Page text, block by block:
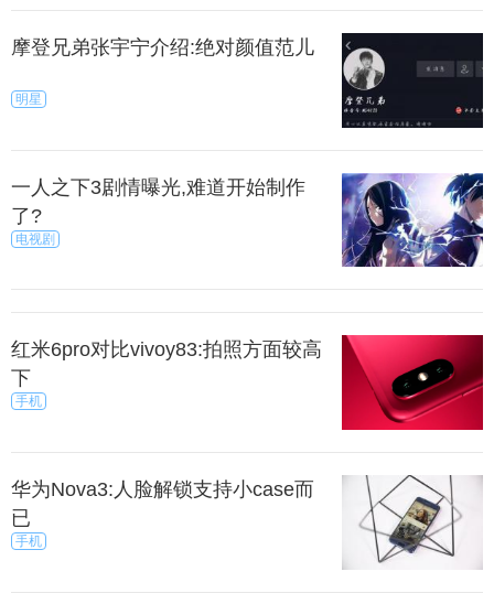
来源：今日临沂 秀目网 /科技 /手机
摩登兄弟张宇宁介绍:绝对颜值范儿
明星
一人之下3剧情曝光,难道开始制作
了?
电视剧
红米6pro对比vivoy83:拍照方面较高
下
手机
华为Nova3:人脸解锁支持小case而
已
手机